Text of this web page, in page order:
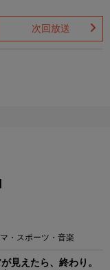
次回放送
・スポーツ・音楽
見えたら、終わり。